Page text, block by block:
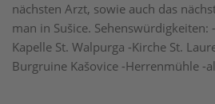
nächsten Arzt, sowie auch das
man in Sušice. Sehenswürdigkeiten:
Kapelle St. Walpurga -Kirche St.
Burgruine Kašovice -Herrenmühle -